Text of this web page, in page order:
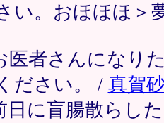
い。おほほほ＞
医者さんになり
ださい。 / 真賀
日に盲腸散らし